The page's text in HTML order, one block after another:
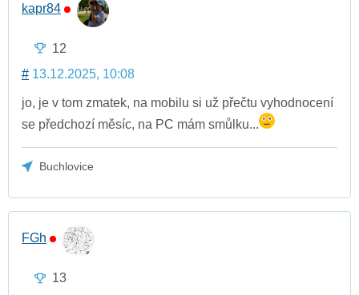
kapr84
12
# 13.12.2025, 10:08
jo, je v tom zmatek, na mobilu si už přečtu vyhodnocení
se předchozí měsíc, na PC mám smůlku...
Buchlovice
FGh
13